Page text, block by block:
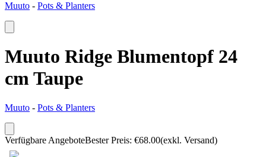
Muuto - Pots & Planters
Muuto Ridge Blumentopf 24
cm Taupe
Muuto - Pots & Planters
Verfügbare AngeboteBester Preis: €68.00(exkl. Versand)